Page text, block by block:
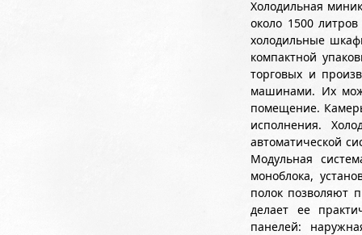
Холодильная
около 1500
холодильные
компактной
торговых и
машинами. Их
помещение.
исполнения.
автоматической
Модульная
моноблока,
полок позволяют
делает ее
панелей: